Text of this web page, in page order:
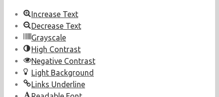
Increase Text
Decrease Text
Grayscale
High Contrast
Negative Contrast
Light Background
Links Underline